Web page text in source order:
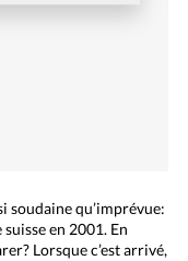
soudaine qu’imprévue:
en 2001. En
Lorsque c’est arrivé,